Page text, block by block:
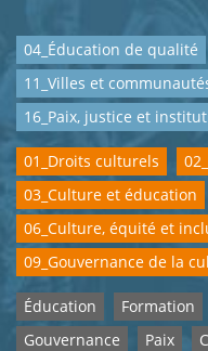
04_Éducation de qualité
11_Villes et
16_Paix, justice et
01_Droits culturels
03_Culture et éducation
06_Culture, équité et
09_Gouvernance de la
Éducation Formation
Gouvernance
Paix